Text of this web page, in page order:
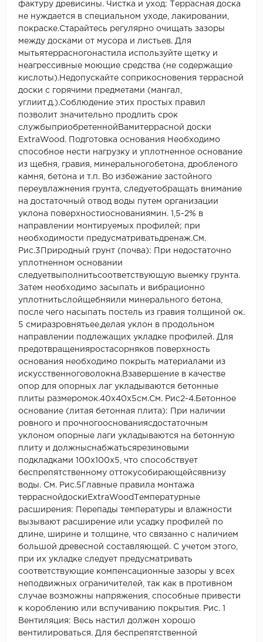
фактуру древисины. Чистка и уход: Террасная доска
не нуждается в специальном уходе, лакировании,
покраске.Старайтесь регулярно очищать зазоры
между досками от мусора и листьев. Для
мытьятеррасногонастила используйте щетку и
неагрессивные моющие средства (не содержащие
кислоты).Недопускайте соприкосновения террасной
доски с горячими предметами (мангал,
углиит.д.).Соблюдение этих простых правил
позволит значительно продлить срок
службыприобретеннойВамитеррасной доски
ExtraWood. Подготовка основания Необходимо
способное нести нагрузку и уплотненное основание
из щебня, гравия, минеральногобетона, дробленого
камня, бетона и т.п. Во избежание застойного
переувлажнения грунта, следуетобращать внимание
на достаточный отвод воды путем организации
уклона поверхностиоснованиямин. 1,5-2% в
направлении монтируемых профилей; при
необходимости предусматриватьдренаж.См.
Рис.3Природный грунт (почва): При недостаточно
уплотненном основании
следуетвыполнитьсоответствующую выемку грунта.
Затем необходимо засыпать и вибрационно
уплотнитьслойщебняили минерального бетона,
после чего насыпать постель из гравия толщиной ок.
5 смиразровнятьее,делая уклон в продольном
направлении подлежащих укладке профилей. Для
предотвращенияростасорняков поверхность
основания необходимо покрыть материалами из
искусственноговолокна.Взавершение в качестве
опор для опорных лаг укладываются бетонные
плиты размеромок.40x40x5см.См. Рис2-4.Бетонное
основание (литая бетонная плита): При наличии
ровного и прочногооснованиясдостаточным
уклоном опорные лаги укладываются на бетонную
плиту и должныснабжатьсярезиновыми
подкладками 100х100х5, что способствует
беспрепятственному оттокусобирающейсявнизу
воды. См. Рис.5Главные правила монтажа
терраснойдоскиExtraWoodТемпературные
расширения: Перепады температуры и влажности
вызывают расширение или усадку профилей по
длине, ширине и толщине, что связанно с наличием
большой древесной составляющей. С учетом этого,
при их укладке следует предусматривать
соответствующие компенсационные зазоры у всех
неподвижных ограничителей, так как в противном
случае возможны напряжения, способные привести
к короблению или вспучиванию покрытия. Рис. 1
Вентиляция: Весь настил должен хорошо
вентилироваться. Для беспрепятственной